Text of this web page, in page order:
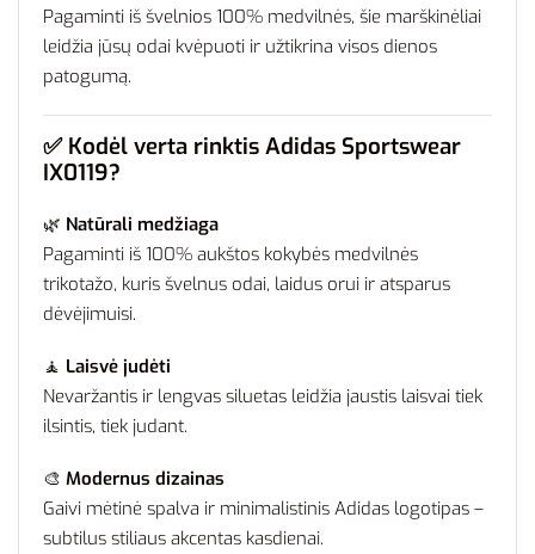
Pagaminti iš švelnios 100% medvilnės, šie marškinėliai
leidžia jūsų odai kvėpuoti ir užtikrina visos dienos
patogumą.
✅ Kodėl verta rinktis Adidas Sportswear
IX0119?
🌿 Natūrali medžiaga
Pagaminti iš 100% aukštos kokybės medvilnės
trikotažo, kuris švelnus odai, laidus orui ir atsparus
dėvėjimuisi.
🧘 Laisvė judėti
Nevaržantis ir lengvas siluetas leidžia jaustis laisvai tiek
ilsintis, tiek judant.
🎨 Modernus dizainas
Gaivi mėtinė spalva ir minimalistinis Adidas logotipas –
subtilus stiliaus akcentas kasdienai.